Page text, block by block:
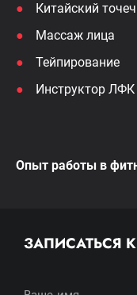
Китайский
Массаж лица
Тейпирование
Инструктор ЛФК
Опыт работы в
ЗАПИСАТЬСЯ